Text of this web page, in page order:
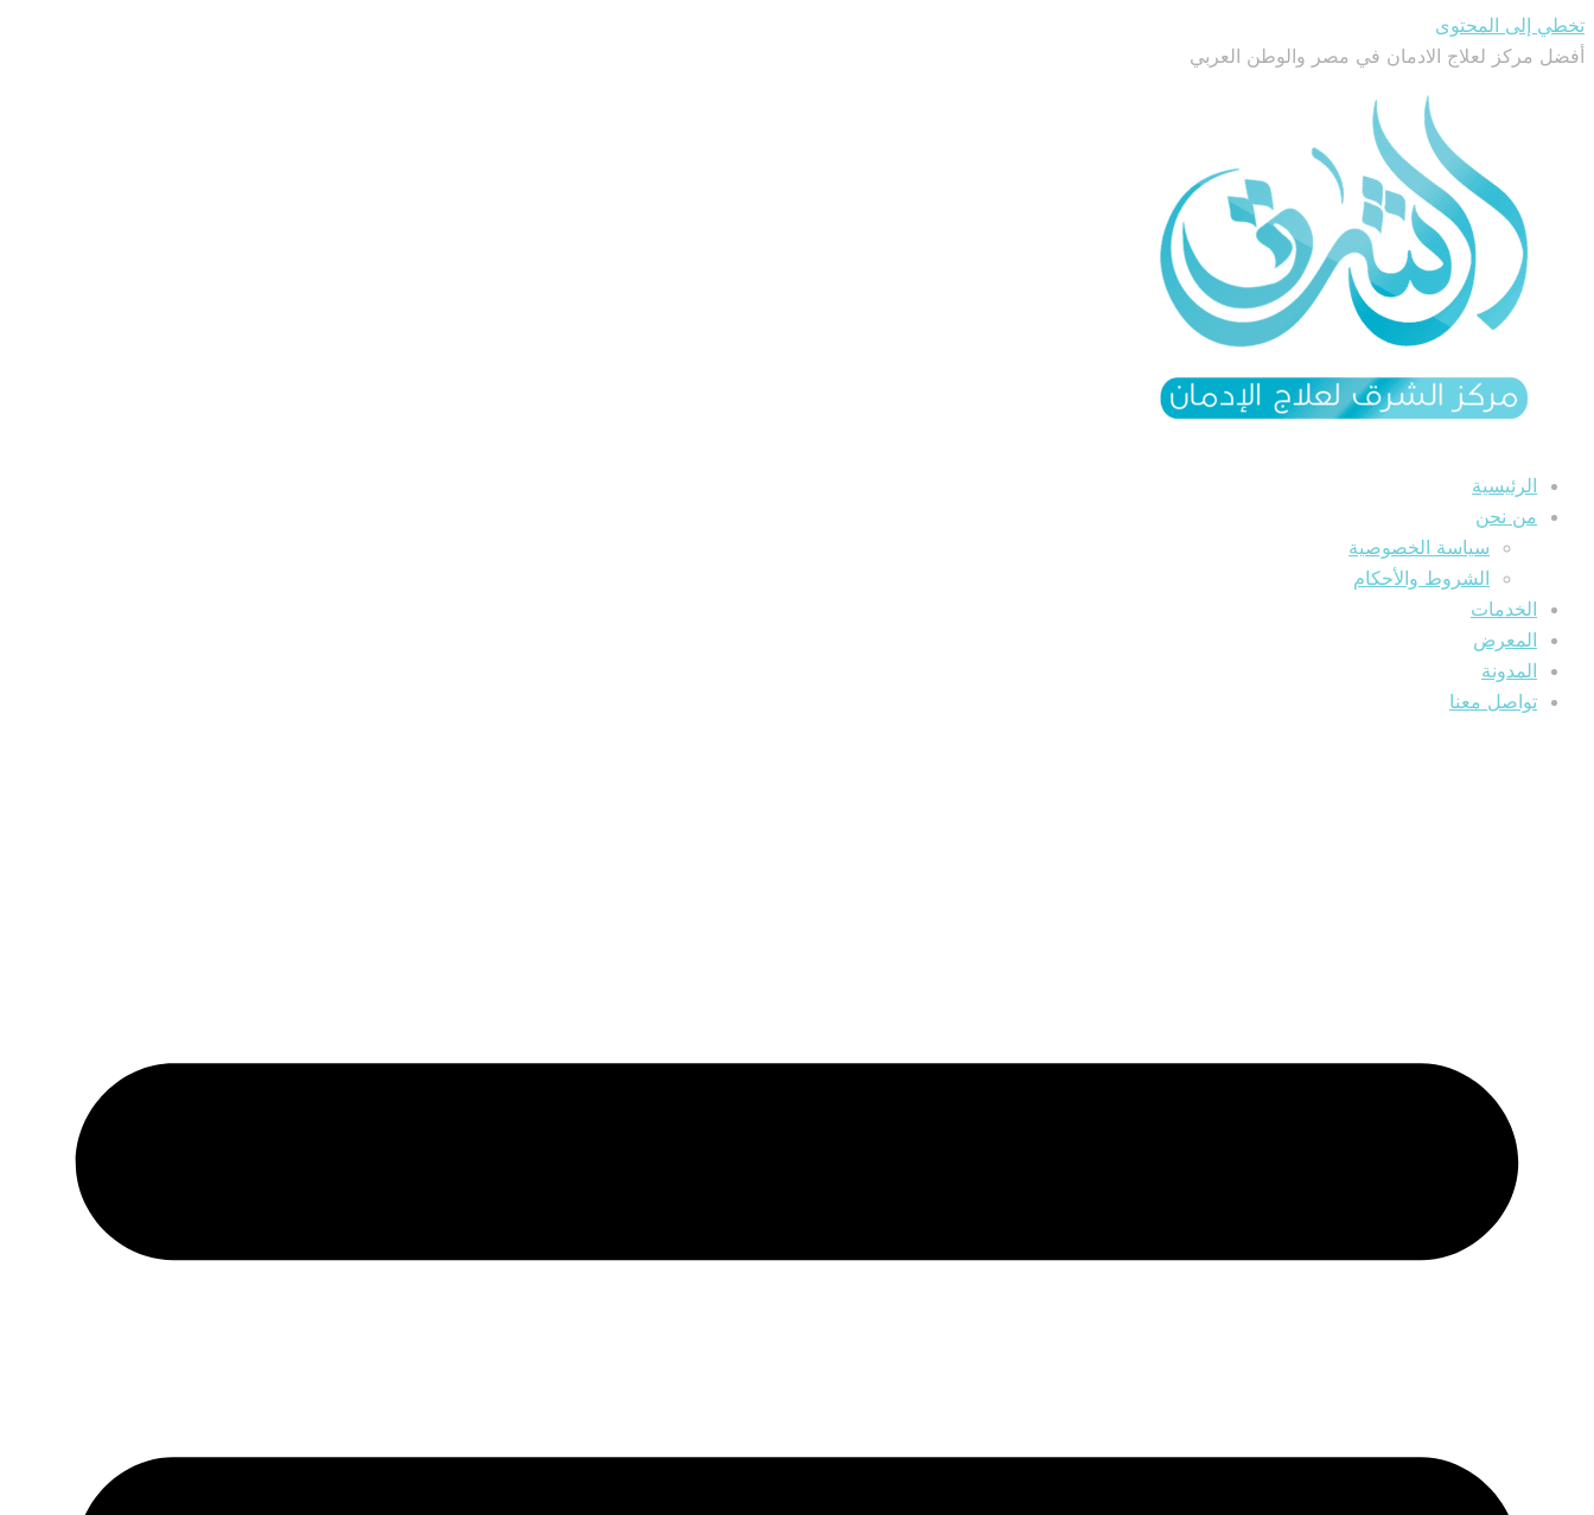
تخطي إلى المحتوى
أفضل مركز لعلاج الادمان في مصر والوطن العربي
الرئيسية
من نحن
سياسة الخصوصية
الشروط والأحكام
الخدمات
المعرض
المدونة
تواصل معنا